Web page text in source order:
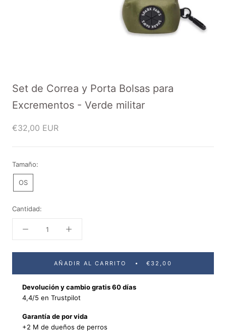
Set de Correa y Porta Bolsas para
Excrementos - Verde militar
€32,00 EUR
Tamaño:
OS
Cantidad:
AÑADIR AL CARRITO €32,00
Devolución y cambio gratis 60 días
4,4/5 en Trustpilot
Garantía de por vida
+2 M de dueños de perros